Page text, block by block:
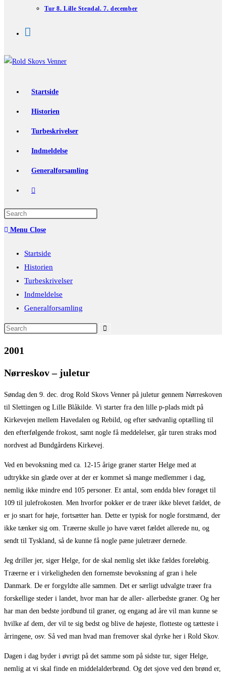
Tur 8. Lille Stendal. 7. december
Startside
Historien
Turbeskrivelser
Indmeldelse
Generalforsamling
Toggle
website
search
Menu Close
Startside
Historien
Turbeskrivelser
Indmeldelse
Generalforsamling
Search
website
2001
Nørreskov – juletur
Søndag den 9. dec. drog Rold Skovs Venner på juletur gennem Nørreskoven
til Slettingen og Lille Blåkilde. Vi starter fra den lille p-plads midt på
Kirkevejen mellem Havedalen og Rebild, og efter sædvanlig optælling til
den efterfølgende frokost, samt nogle få meddelelser, går turen straks mod
nordvest ad Bundgårdens Kirkevej.
Ved en bevoksning med ca. 12-15 årige graner starter Helge med at
udtrykke sin glæde over at der er kommet så mange medlemmer i dag,
nemlig ikke mindre end 105 personer. Et antal, som endda blev forøget til
109 til julefrokosten. Men hvorfor pokker er de træer ikke blevet fældet, de
er jo snart for høje, fortsætter han. Dette er typisk for nogle forstmænd, der
ikke tænker sig om. Træerne skulle jo have været fældet allerede nu, og
sendt til Tyskland, så de kunne få nogle pæne juletræer dernede.
Jeg driller jer, siger Helge, for de skal nemlig slet ikke fældes foreløbig.
Træerne er i virkeligheden den fornemste bevoksning af gran i hele
Danmark. De er forgyldte alle sammen. Det er særligt udvalgte træer fra
forskellige steder i landet, hvor man har de aller- allerbedste graner. Og her
har man den bedste jordbund til graner, og engang ad åre vil man kunne se
hvilke af dem, der vil te sig bedst og blive de højeste, flotteste og tætteste i
årringene, osv. Så ved man hvad man fremover skal dyrke her i Rold Skov.
Dagen i dag byder i øvrigt på det samme som på sidste tur, siger Helge,
nemlig at vi skal finde en middelalderbrønd. Og det sjove ved den brønd er,